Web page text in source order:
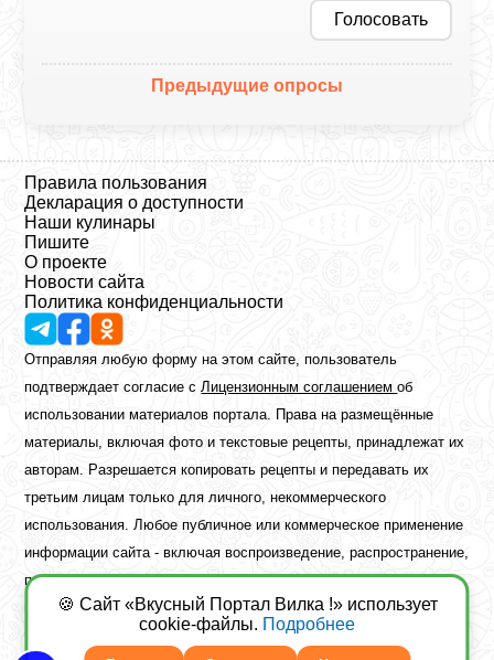
Голосовать
Предыдущие опросы
Правила пользования
Декларация о доступности
Наши кулинары
Пишите
О проекте
Новости сайта
Политика конфиденциальности
Отправляя любую форму на этом сайте, пользователь
подтверждает согласие сЛицензионным соглашениемоб
использовании материалов портала. Права на размещённые
материалы, включая фото и текстовые рецепты, принадлежат их
авторам. Разрешается копировать рецепты и передавать их
третьим лицам только для личного, некоммерческого
использования. Любое публичное или коммерческое применение
информации сайта - включая воспроизведение, распространение,
публикацию или обработку - возможно лишь при наличии
предварительного письменного разрешения правообладателя.
Copyright ©2026 Вкусный Портал Вилка
🍪 Сайт «Вкусный Портал Вилка !» использует
cookie-файлы. Подробнее